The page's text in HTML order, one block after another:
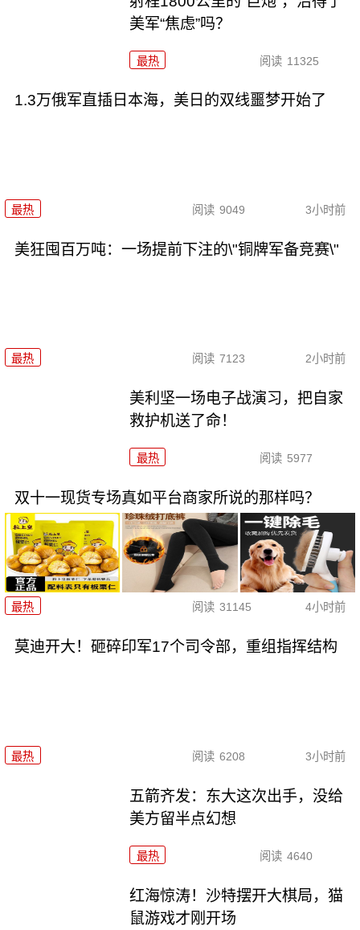
美军“焦虑”吗？
最热 阅读 11325
1.3万俄军直插日本海，美日的双线噩梦开始了
最热 阅读 9049 3小时前
美狂囤百万吨：一场提前下注的\"铜牌军备竞赛\"
最热 阅读 7123 2小时前
美利坚一场电子战演习，把自家
救护机送了命！
最热 阅读 5977
双十一现货专场真如平台商家所说的那样吗？
最热 阅读 31145 4小时前
莫迪开大！砸碎印军17个司令部，重组指挥结构
最热 阅读 6208 3小时前
五箭齐发：东大这次出手，没给
美方留半点幻想
最热 阅读 4640
红海惊涛！沙特摆开大棋局，猫
鼠游戏才刚开场